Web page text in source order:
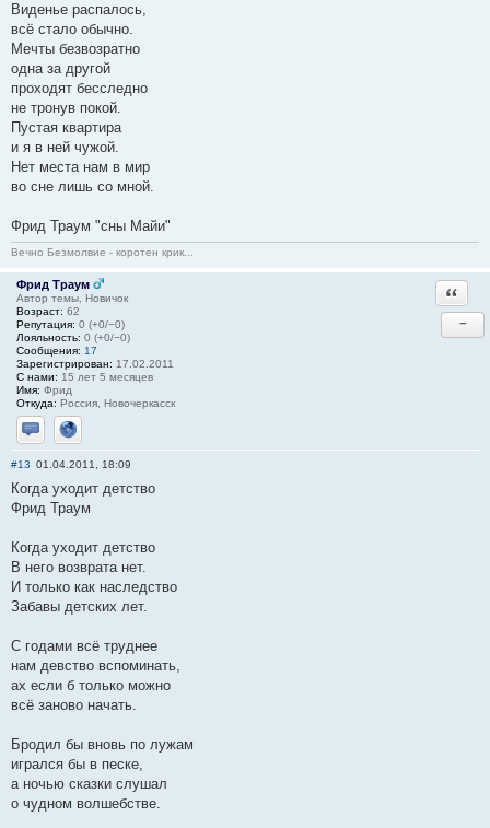
Виденье распалось,
всё стало обычно.
Мечты безвозратно
одна за другой
проходят бесследно
не тронув покой.
Пустая квартира
и я в ней чужой.
Нет места нам в мир
во сне лишь со мной.
Фрид Траум "сны Майи"
Вечно Безмолвие - коротен крик...
Фрид Траум
Автор темы, Новичок
Возраст: 62
Репутация: 0 (+0/−0)
Лояльность: 0 (+0/−0)
Сообщения: 17
Зарегистрирован: 17.02.2011
С нами: 15 лет 5 месяцев
Имя: Фрид
Откуда: Россия, Новочеркасск
Отправить личное сообщение
Сайт
−
#13 01.04.2011, 18:09
Когда уходит детство
Фрид Траум
Когда уходит детство
В него возврата нет.
И только как наследство
Забавы детских лет.
С годами всё труднее
нам девство вспоминать,
ах если б только можно
всё заново начать.
Бродил бы вновь по лужам
игрался бы в песке,
а ночью сказки слушал
о чудном волшебстве.